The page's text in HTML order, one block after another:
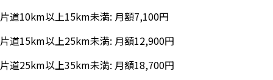
片道10km以上15km未満: 月額7,100円
片道15km以上25km未満: 月額12,900円
片道25km以上35km未満: 月額18,700円